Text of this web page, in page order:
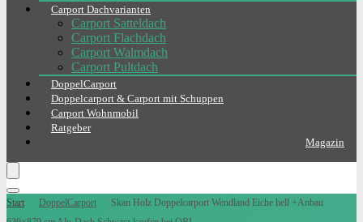
Carport Dachvarianten
Carport Satteldach
Carport Flachdach
Carport Walmdach
Carport Pultdach
DoppelCarport
Doppelcarport & Carport mit Schuppen
Carport Wohnmobil
Ratgeber
Magazin
Start DoppelCarport
Skan Holz Doppelcarport Wendland Eiche hell +Anbau